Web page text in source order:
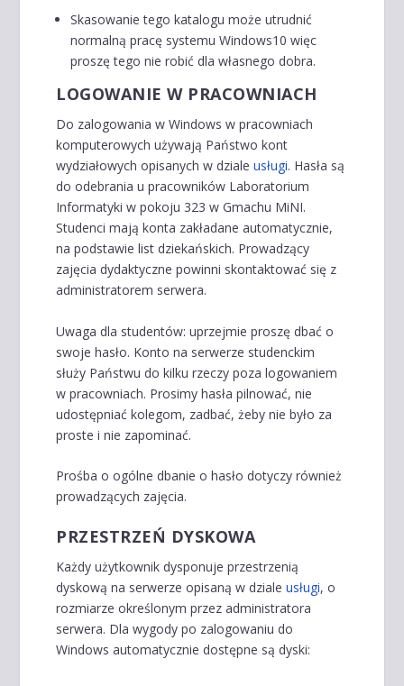
Skasowanie tego katalogu może utrudnić
normalną pracę systemu Windows10 więc
proszę tego nie robić dla własnego dobra.
LOGOWANIE W PRACOWNIACH
Do zalogowania w Windows w pracowniach
komputerowych używają Państwo kont
wydziałowych opisanych w dzialeusługi. Hasła są
do odebrania u pracowników Laboratorium
Informatyki w pokoju 323 w Gmachu MiNI.
Studenci mają konta zakładane automatycznie,
na podstawie list dziekańskich. Prowadzący
zajęcia dydaktyczne powinni skontaktować się z
administratorem serwera.
Uwaga dla studentów: uprzejmie proszę dbać o
swoje hasło. Konto na serwerze studenckim
służy Państwu do kilku rzeczy poza logowaniem
w pracowniach. Prosimy hasła pilnować, nie
udostępniać kolegom, zadbać, żeby nie było za
proste i nie zapominać.
Prośba o ogólne dbanie o hasło dotyczy również
prowadzących zajęcia.
PRZESTRZEŃ DYSKOWA
Każdy użytkownik dysponuje przestrzenią
dyskową na serwerze opisaną w dzialeusługi, o
rozmiarze określonym przez administratora
serwera. Dla wygody po zalogowaniu do
Windows automatycznie dostępne są dyski: